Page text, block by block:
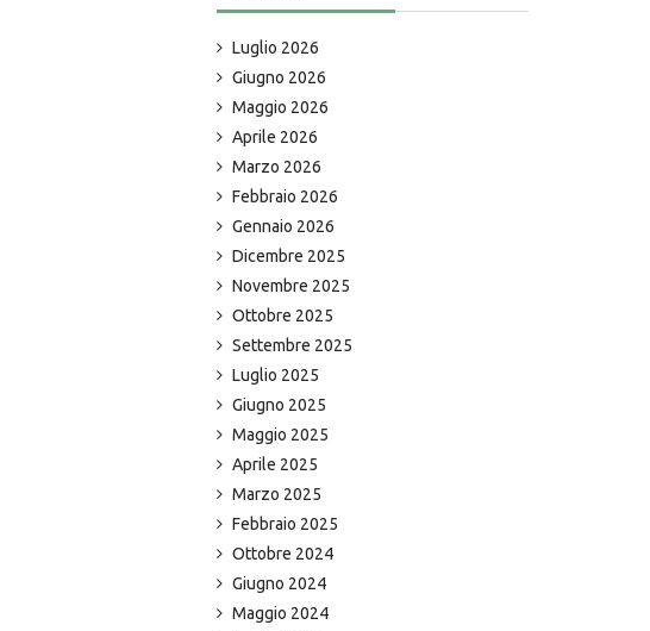
Luglio 2026
Giugno 2026
Maggio 2026
Aprile 2026
Marzo 2026
Febbraio 2026
Gennaio 2026
Dicembre 2025
Novembre 2025
Ottobre 2025
Settembre 2025
Luglio 2025
Giugno 2025
Maggio 2025
Aprile 2025
Marzo 2025
Febbraio 2025
Ottobre 2024
Giugno 2024
Maggio 2024